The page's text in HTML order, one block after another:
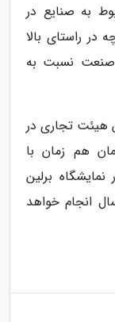
به صنایع در
در راستای بالا
صنعت نسبت به
هیئت تجاری در
هم زمان با
برلین
انجام خواهد